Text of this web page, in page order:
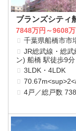
ブランズシティ
7848万円～9608
千葉県船橋市市
JR総武線・総
ン) 船橋 駅徒歩9
3LDK・4LDK
4戸／総戸数